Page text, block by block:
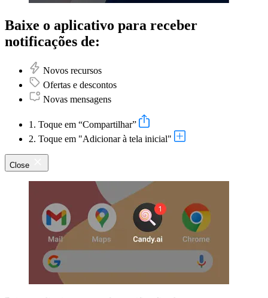
Baixe o aplicativo para receber
notificações de:
Novos recursos
Ofertas e descontos
Novas mensagens
1. Toque em “Compartilhar”
2. Toque em "Adicionar à tela inicial"
Close